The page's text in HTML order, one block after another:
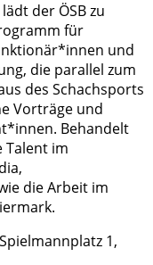
der ÖSB zu
für
und
die parallel zum
des Schachsports
Vorträge und
Behandelt
Talent im
die Arbeit im
1,